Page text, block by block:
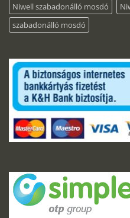
Niwell szabadonálló mosdó
szabadonálló mosdó